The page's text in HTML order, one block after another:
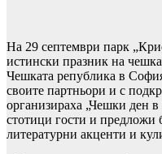
На 29 септември парк
истински празник на
Чешката република в
своите партньори и с
организираха „Чешки ден
стотици гости и предложи
литературни акценти и